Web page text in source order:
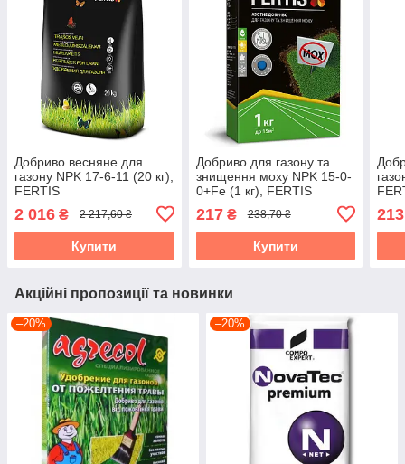
Добриво весняне для
газону NPK 17-6-11 (20 кг),
FERTIS
2 016 ₴ 2 217,60 ₴
Купити
Добриво для газону та
знищення моху NPK 15-0-
0+Fe (1 кг), FERTIS
217₴ 238,70 ₴
Купити
213
Акційні пропозиції та новинки
–20% –20%